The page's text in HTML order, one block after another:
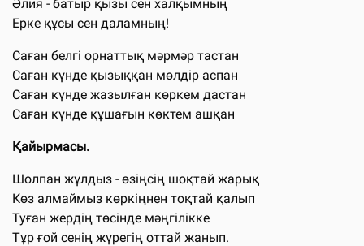
Әлия - батыр қызы сен халқымның
Ерке құсы сен даламның!
Саған белгі орнаттық мәрмәр тастан
Саған күнде қызыққан мөлдір аспан
Саған күнде жазылған көркем дастан
Саған күнде құшағын көктем ашқан
Қайырмасы.
Шолпан жұлдыз - өзіңсің шоқтай жарық
Көз алмаймыз көркіңнен тоқтай қалып
Туған жердің төсінде мәңгілікке
Тұр ғой сенің жүрегің оттай жанып.